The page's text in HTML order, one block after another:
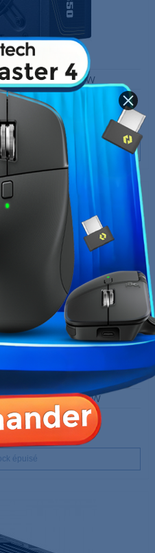
V2 ATX 3.1 650W
MAD
de stock
épuisé
PLUS Bronze 650W
MAD
épuisé